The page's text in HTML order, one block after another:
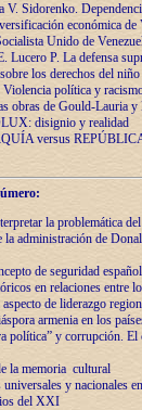
Sidorenko.
económica de
Unido de
Lucero P. La defensa
los derechos del niño
política y
obras de Gould-Lauria y
disignio y realidad
versus
la problemática
administración de
de seguridad
en relaciones entre
de liderazgo
armenia en los
política” y corrupción.
la memoria cultural
y nacionales
del XXI